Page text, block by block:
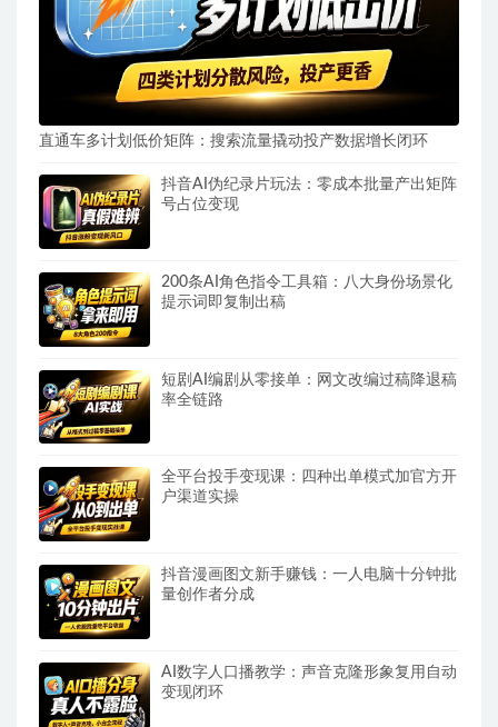
直通车多计划低价矩阵：搜索流量撬动投产数据增长闭环
抖音AI伪纪录片玩法：零成本批量产出矩阵
号占位变现
200条AI角色指令工具箱：八大身份场景化
提示词即复制出稿
短剧AI编剧从零接单：网文改编过稿降退稿
率全链路
全平台投手变现课：四种出单模式加官方开
户渠道实操
抖音漫画图文新手赚钱：一人电脑十分钟批
量创作者分成
AI数字人口播教学：声音克隆形象复用自动
变现闭环